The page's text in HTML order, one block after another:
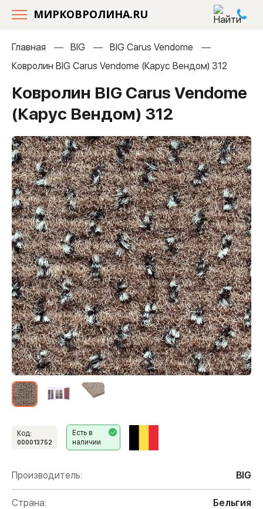
МИРКОВРОЛИНА.RU
Главная BIG
BIG Carus Vendome
Ковролин BIG Carus Vendome (Карус Вендом) 312
Ковролин BIG Carus Vendome
(Карус Вендом) 312
Код:
000013752
Есть в
наличии
Производитель: BIG
Страна: Бельгия